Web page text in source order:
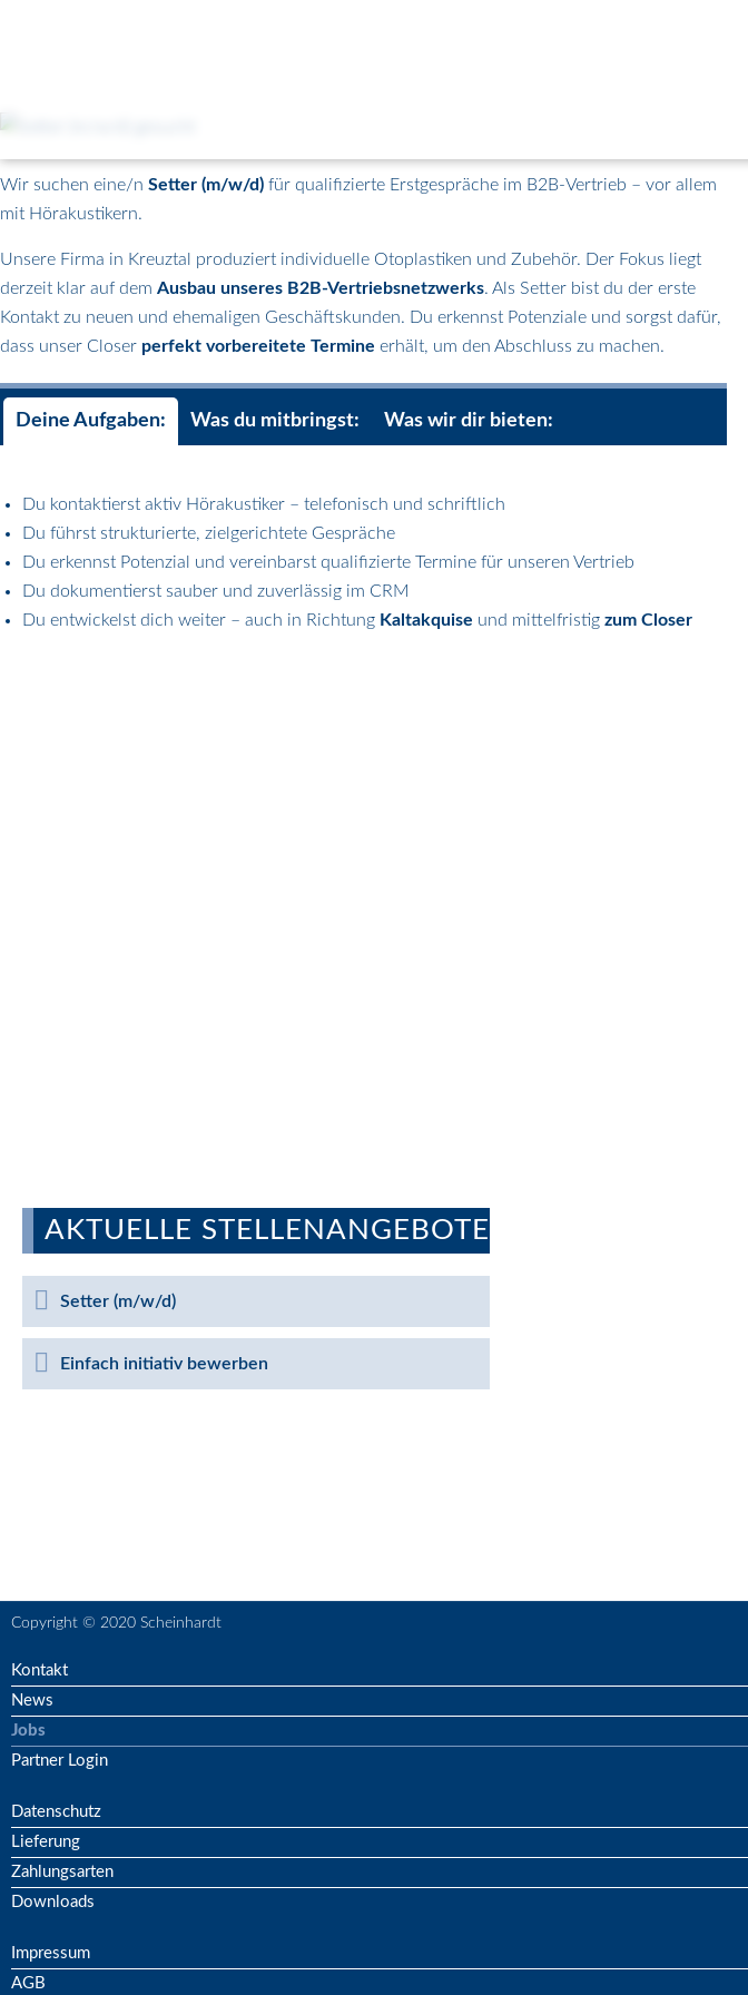
Wir suchen eine/n Setter (m/w/d) für qualifizierte Erstgespräche im B2B-Vertrieb – vor allem
mit Hörakustikern.
Unsere Firma in Kreuztal produziert individuelle Otoplastiken und Zubehör. Der Fokus liegt
derzeit klar auf dem Ausbau unseres B2B-Vertriebsnetzwerks. Als Setter bist du der erste
Kontakt zu neuen und ehemaligen Geschäftskunden. Du erkennst Potenziale und sorgst dafür,
dass unser Closer perfekt vorbereitete Termine erhält, um den Abschluss zu machen.
Deine Aufgaben: Was du mitbringst: Was wir dir bieten:
Du kontaktierst aktiv Hörakustiker – telefonisch und schriftlich
Du führst strukturierte, zielgerichtete Gespräche
Du erkennst Potenzial und vereinbarst qualifizierte Termine für unseren Vertrieb
Du dokumentierst sauber und zuverlässig im CRM
Du entwickelst dich weiter – auch in Richtung Kaltakquise und mittelfristig zum Closer
AKTUELLE STELLENANGEBOTE
Setter (m/w/d)
Einfach initiativ bewerben
Copyright © 2020 Scheinhardt
Kontakt
News
Jobs
Partner Login
Datenschutz
Lieferung
Zahlungsarten
Downloads
Impressum
AGB